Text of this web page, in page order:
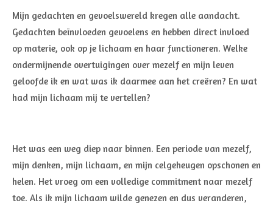
Mijn gedachten en gevoelswereld kregen alle aandacht.
Gedachten beïnvloeden gevoelens en hebben direct invloed
op materie, ook op je lichaam en haar functioneren. Welke
ondermijnende overtuigingen over mezelf en mijn leven
geloofde ik en wat was ik daarmee aan het creëren? En wat
had mijn lichaam mij te vertellen?
Het was een weg diep naar binnen. Een periode van mezelf,
mijn denken, mijn lichaam, en mijn celgeheugen opschonen en
helen. Het vroeg om een volledige commitment naar mezelf
toe. Als ik mijn lichaam wilde genezen en dus veranderen,